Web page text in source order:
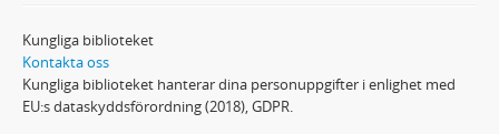
Kungliga biblioteket
Kontakta oss
Kungliga biblioteket hanterar dina personuppgifter i enlighet med
EU:s dataskyddsförordning (2018), GDPR.